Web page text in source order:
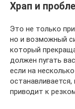
Храп и
Это не только
но и возможный
который
должен пугать
если на
приводит к